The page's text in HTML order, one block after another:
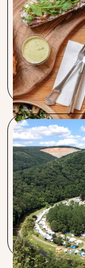
Nous travaillons
maintenant et
dont cela
être avantageux
déjà beaucoup
recommandé
Club Benelux
Wij kwamen bij
en snelle
eerlijke opinie
belangrijkste
De overgang